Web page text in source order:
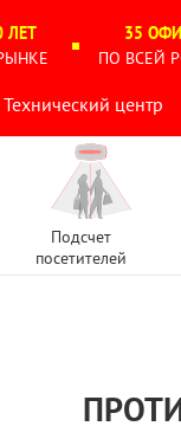
ЛЕТ
35
ПО ВСЕЙ
Технический центр
Подсчет
посетителей